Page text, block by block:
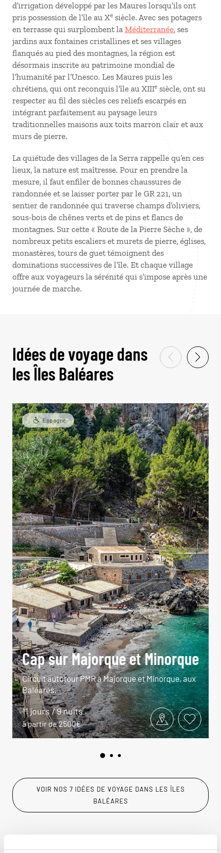
d’irrigation développé par les Maures lorsqu’ils ont
pris possession de l’île au Xe siècle. Avec ses potagers
en terrasse qui surplombent la Méditerranée, ses
jardins aux fontaines cristallines et ses villages
flanqués au pied des montagnes, la région est
désormais inscrite au patrimoine mondial de
l’humanité par l’Unesco. Les Maures puis les
chrétiens, qui ont reconquis l’île au XIIIe siècle, ont su
respecter au fil des siècles ces reliefs escarpés en
intégrant parfaitement au paysage leurs
traditionnelles maisons aux toits marron clair et aux
murs de pierre.
La quiétude des villages de la Serra rappelle qu’en ces
lieux, la nature est maîtresse. Pour en prendre la
mesure, il faut enfiler de bonnes chaussures de
randonnée et se laisser porter par le GR 221, un
sentier de randonnée qui traverse champs d’oliviers,
sous-bois de chênes verts et de pins et flancs de
montagnes. Sur cette « Route de la Pierre Sèche », de
nombreux petits escaliers et murets de pierre, églises,
monastères, tours de guet témoignent des
dominations successives de l’île. Et chaque village
offre aux voyageurs la sérénité qui s’impose après une
journée de marche.
Idées de voyage dans
les Îles Baléares
Espagne
Cap sur Majorque et Minorque
Circuit autotour PMR à Majorque et Minorque, aux
Baléares.
11 jours / 9 nuits
à partir de 2500€
VOIR NOS 7 IDÉES DE VOYAGE DANS LES ÎLES
BALÉARES